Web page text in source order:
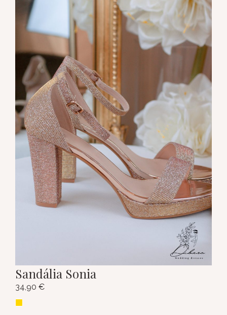
Sandália Sonia
34,90 €